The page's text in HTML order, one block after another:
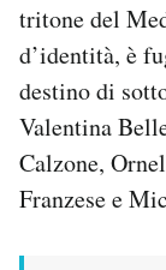
tritone del
d’identità, è
destino di
Valentina
Calzone,
Franzese e